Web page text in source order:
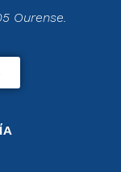
Ourense.